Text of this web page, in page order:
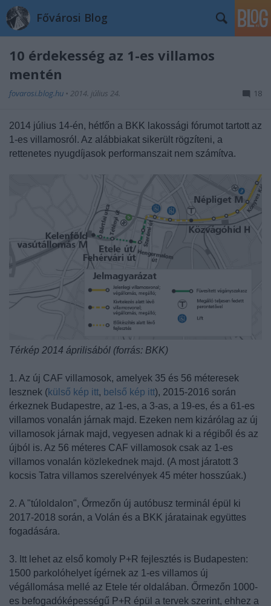
Fővárosi Blog
10 érdekesség az 1-es villamos
mentén
fovarosi.blog.hu • 2014. július 24. 18
2014 július 14-én, hétfőn a BKK lakossági fórumot tartott az
1-es villamosról. Az alábbiakat sikerült rögzíteni, a
rettenetes nyugdíjasok performanszait nem számítva.
Térkép 2014 áprilisából (forrás: BKK)
1. Az új CAF villamosok, amelyek 35 és 56 méteresek
lesznek (külső kép itt, belső kép itt), 2015-2016 során
érkeznek Budapestre, az 1-es, a 3-as, a 19-es, és a 61-es
villamos vonalán járnak majd. Ezeken nem kizárólag az új
villamosok járnak majd, vegyesen adnak ki a régiből és az
újból is. Az 56 méteres CAF villamosok csak az 1-es
villamos vonalán közlekednek majd. (A most járatott 3
kocsis Tatra villamos szerelvények 45 méter hosszúak.)
2. A "túloldalon", Őrmezőn új autóbusz terminál épül ki
2017-2018 során, a Volán és a BKK járatainak együttes
fogadására.
3. Itt lehet az első komoly P+R fejlesztés is Budapesten:
1500 parkolóhelyet ígérnek az 1-es villamos új
végállomása mellé az Etele tér oldalában. Őrmezőn 1000-
es befogadóképességű P+R épül a tervek szerint, ehhez a